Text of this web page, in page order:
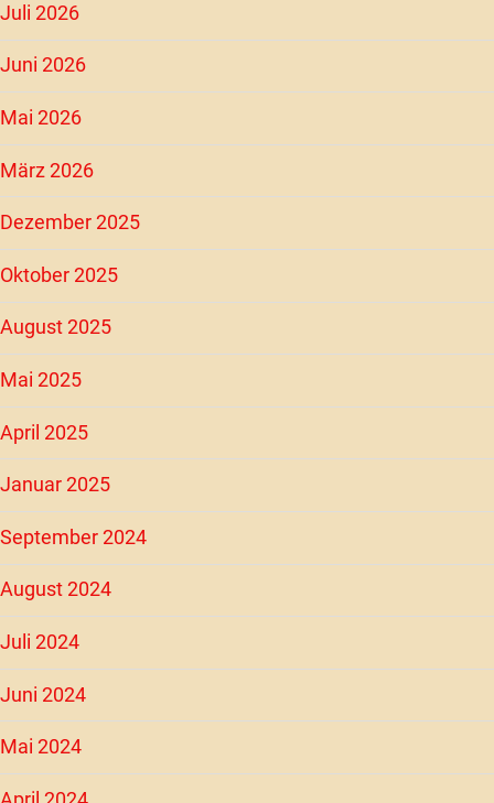
Juli 2026
Juni 2026
Mai 2026
März 2026
Dezember 2025
Oktober 2025
August 2025
Mai 2025
April 2025
Januar 2025
September 2024
August 2024
Juli 2024
Juni 2024
Mai 2024